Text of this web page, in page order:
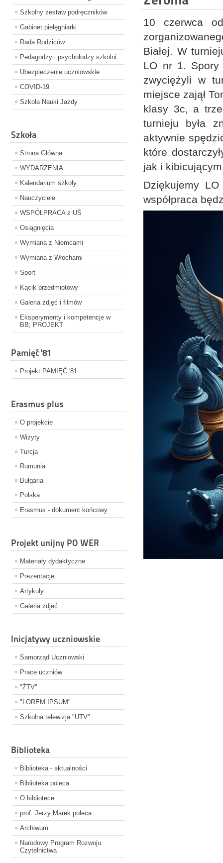
Szkolny zestaw podręczników
Gabinet pielęgniarki
Rada Rodziców
Pedagodzy i psycholodzy szkolni
Ubezpieczenie uczniowskie
COVID-19
Szkoła Nauki Jazdy
Szkoła
Strona Główna
WYDARZENIA
Kalendarium szkoły
Nauczyciele
WSPÓŁPRACA z UŚ
Osiągnięcia
Wymiana z Niemcami
Wymiana z Włochami
Sport
Kącik przedmiotowy
Galeria zdjęć i filmów
Eksperymenty i kompetencje w
BB; PROJEKT
Pamięć '81
Projekt PAMIĘĆ '81
Erasmus plus
O projekcie
Wizyty
Turcja
Rumunia
Bułgaria
Polska
Erasmus - dokument końcowy
Projekt unijny PO WER
Materiały dydaktyczne
Prezentacje
Artykuły
Galeria zdjeć
Inicjatywy uczniowskie
Samorząd Uczniowski
Prace uczniów
"ŻTV"
"LOREM IPSUM"
Szkolna telewizja "UTV"
Biblioteka
Biblioteka - aktualności
Biblioteka poleca
O bibliotece
prof. Jerzy Marek poleca
Archiwum
Narodowy Program Rozwoju
Czytelnictwa
10 czerwca
Białej. W
LO nr 1. Spory
zwyciężyli w
miejsce zajął
klasy 3c, a
turnieju była
aktywnie
które
jak i
Dziękujemy
współpraca